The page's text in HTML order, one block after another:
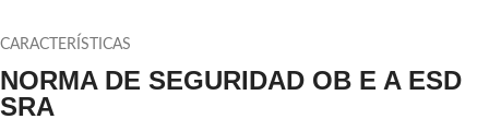
CARACTERÍSTICAS
NORMA DE SEGURIDAD OB E A ESD
SRA